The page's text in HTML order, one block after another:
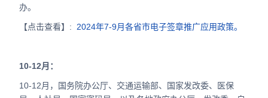
办。
【点击查看】: 2024年7-9月各省市电子签章推广应用政策。
10-12月：
10-12月，国务院办公厅、交通运输部、国家发改委、医保